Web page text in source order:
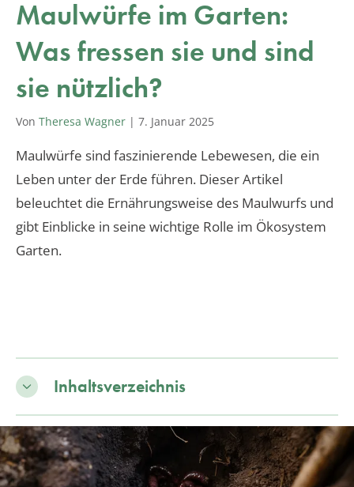
Maulwürfe im Garten:
Was fressen sie und sind
sie nützlich?
Von Theresa Wagner | 7. Januar 2025
Maulwürfe sind faszinierende Lebewesen, die ein
Leben unter der Erde führen. Dieser Artikel
beleuchtet die Ernährungsweise des Maulwurfs und
gibt Einblicke in seine wichtige Rolle im Ökosystem
Garten.
Inhaltsverzeichnis